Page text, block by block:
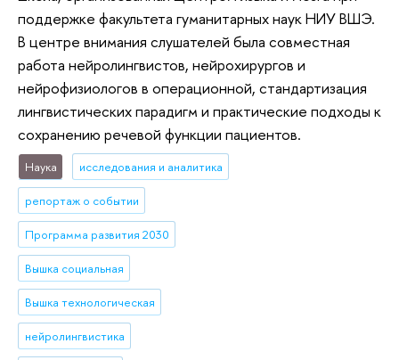
поддержке факультета гуманитарных наук НИУ ВШЭ.
В центре внимания слушателей была совместная
работа нейролингвистов, нейрохирургов и
нейрофизиологов в операционной, стандартизация
лингвистических парадигм и практические подходы к
сохранению речевой функции пациентов.
Наука исследования и аналитика
репортаж о событии
Программа развития 2030
Вышка социальная
Вышка технологическая
нейролингвистика